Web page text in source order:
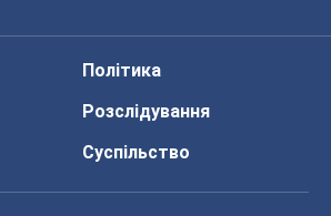
Політика
Розслідування
Суспільство